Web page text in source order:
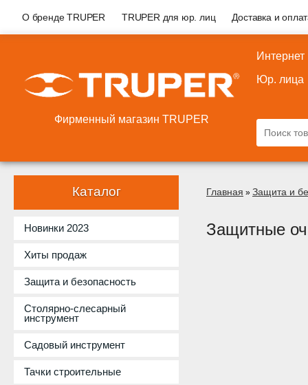
О бренде TRUPER TRUPER для юр. лиц Доставка и
Фирменный магазин TRUPER
Интернет
Юр. лица
Каталог
Новинки 2023
Хиты продаж
Защита и безопасность
Столярно-слесарный
инструмент
Садовый инструмент
Тачки строительные
Главная » Защита и
Защитные